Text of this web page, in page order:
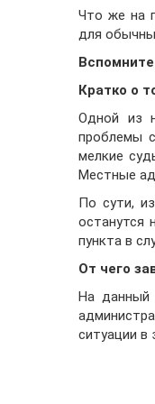
Что же на
для
Кратко о
Одной из
проблемы
мелкие
Местные
По сути,
останутся
пункта в
От чего
На
ситуации